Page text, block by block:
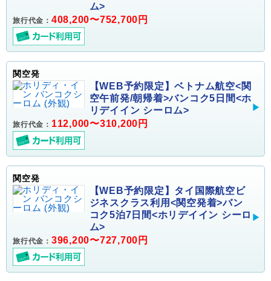
ム>
旅行代金： 408,200〜752,700円
関空発
【WEB予約限定】ベトナム航空<関
空午前発/朝帰着>バンコク5日間<ホ
リデイイン シーロム>
旅行代金： 112,000〜310,200円
関空発
【WEB予約限定】タイ国際航空ビ
ジネスクラス利用<関空発着>バン
コク5泊7日間<ホリデイイン シーロ
ム>
旅行代金： 396,200〜727,700円